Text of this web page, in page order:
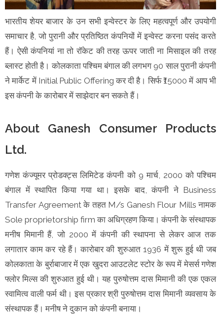
भारतीय शेयर बाजार के उन सभी इन्वेस्टर के लिए महत्वपूर्ण और उपयोगी
समाचार है, जो पुरानी और प्रतिष्ठित कंपनियों में इन्वेस्ट करना पसंद करते
हैं। ऐसी कंपनियां ना तो रॉकेट की तरह ऊपर जाती ना मिसाइल की तरह
ब्लास्ट होती है। कोलकाता पश्चिम बंगाल की लगभग 90 साल पुरानी कंपनी
ने मार्केट में Initial Public Offering कर दी है। सिर्फ ₹15000 में आप भी
इस कंपनी के कारोबार में साझेदार बन सकते हैं।
About Ganesh Consumer Products
Ltd.
गणेश कंज्यूमर प्रोडक्ट्स लिमिटेड कंपनी को 9 मार्च, 2000 को पश्चिम
बंगाल में स्थापित किया गया था। इसके बाद, कंपनी ने Business
Transfer Agreement के तहत M/s Ganesh Flour Mills नामक
Sole proprietorship firm का अधिग्रहण किया। कंपनी के संस्थापक
मनीष मिमानी हैं, जो 2000 में कंपनी की स्थापना से लेकर आज तक
लगातार काम कर रहे हैं। कारोबार की शुरुआत 1936 में शुरू हुई थी जब
कोलकाता के बुर्राबाजार में एक खुदरा आउटलेट स्टोर के रूप में मेसर्स गणेश
फ्लोर मिल्स की शुरुआत हुई थी। यह पुरुषोत्तम दास मिमानी की एक एकल
स्वामित्व वाली फर्म थी। इस प्रकार श्री पुरुषोत्तम दास मिमानी व्यवसाय के
संस्थापक हैं। मनीष ने दुकान को कंपनी बनाया।